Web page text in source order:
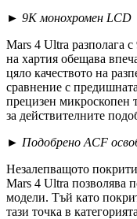
► 9K монохромен LCD
Mars 4 Ultra разполага
на хартия обещава
цяло качеството на
сравнение с
прецизен микроскопен
за действителните
► Подобрено ACF
Незалепващото
Mars 4 Ultra позволява
модели. Тъй като
тази точка в